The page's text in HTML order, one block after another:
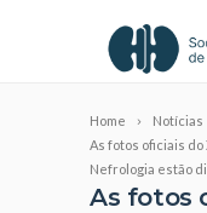
Home
Notícias
As fotos oficiais
Nefrologia estão
As fotos